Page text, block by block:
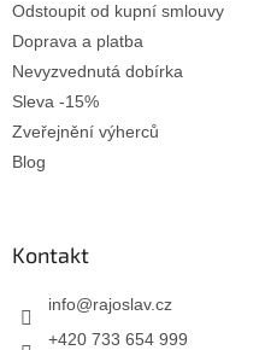
Odstoupit od kupní smlouvy
Doprava a platba
Nevyzvednutá dobírka
Sleva -15%
Zveřejnění výherců
Blog
Kontakt
info@rajoslav.cz
+420 733 654 999